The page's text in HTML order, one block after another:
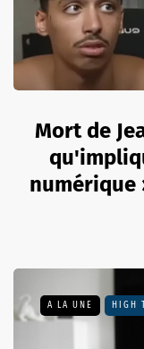
Mort de
numérique
A LA UNE HIGH